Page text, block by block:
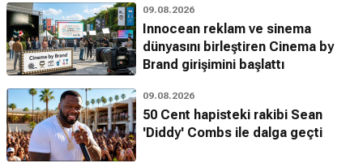
09.08.2026
Innocean reklam ve sinema
dünyasını birleştiren Cinema by
Brand girişimini başlattı
09.08.2026
50 Cent hapisteki rakibi Sean
'Diddy' Combs ile dalga geçti